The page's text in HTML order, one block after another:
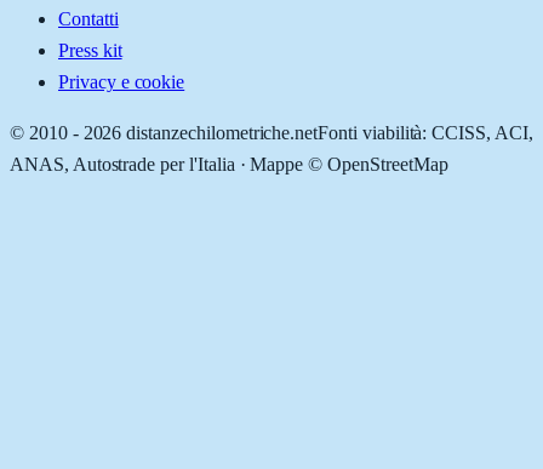
Contatti
Press kit
Privacy e cookie
© 2010 - 2026 distanzechilometriche.netFonti viabilità: CCISS, ACI,
ANAS, Autostrade per l'Italia · Mappe © OpenStreetMap